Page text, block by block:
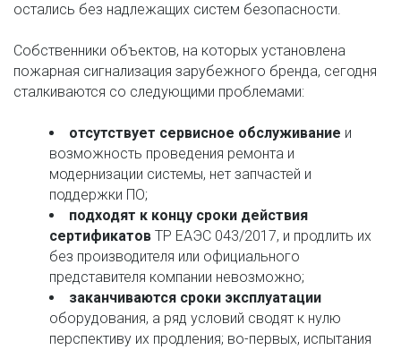
остались без надлежащих систем безопасности.
Собственники объектов, на которых установлена
пожарная сигнализация зарубежного бренда, сегодня
сталкиваются со следующими проблемами:
отсутствует сервисное обслуживание и
возможность проведения ремонта и
модернизации системы, нет запчастей и
поддержки ПО;
подходят к концу сроки действия
сертификатов ТР ЕАЭС 043/2017, и продлить их
без производителя или официального
представителя компании невозможно;
заканчиваются сроки эксплуатации
оборудования, а ряд условий сводят к нулю
перспективу их продления; во-первых, испытания